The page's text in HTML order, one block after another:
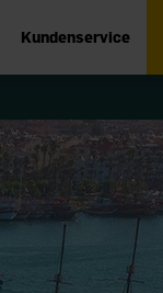
Kundenservice